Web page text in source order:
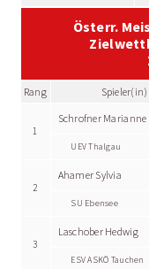
Österr.
Rang Spieler(in)
1
Schrofner Marianne
UEV Thalgau
2
Ahamer Sylvia
SU Ebensee
3
Laschober Hedwig
ESV ASKÖ Tauchen